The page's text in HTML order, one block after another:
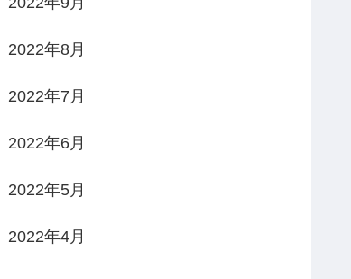
2022年8月
2022年7月
2022年6月
2022年5月
2022年4月